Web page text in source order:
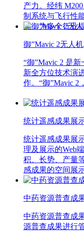
产力。经纬
制系统与飞行性
能，为多个行业
御”Mavic 2无人机
“御”Mavic 2 是
新全方位技术演
作。“御”Mavic 2
统计遥感成果展
统计遥感成果展
理及展示的Web
积、长势、产量
感成果的空间展
中药资源普查成
中药资源普查成
源普查成果进行